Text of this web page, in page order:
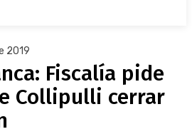
2019
Fiscalía pide
Collipulli cerrar